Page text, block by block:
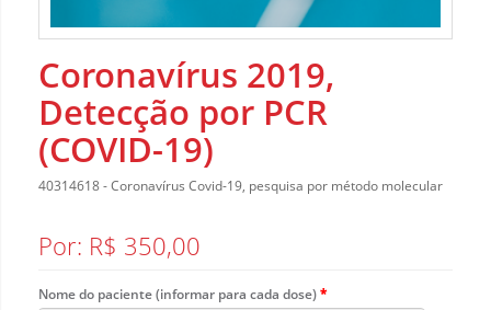
Coronavírus 2019,
Detecção por PCR
(COVID-19)
40314618 - Coronavírus Covid-19, pesquisa por método molecular
Por: R$ 350,00
Nome do paciente (informar para cada dose)